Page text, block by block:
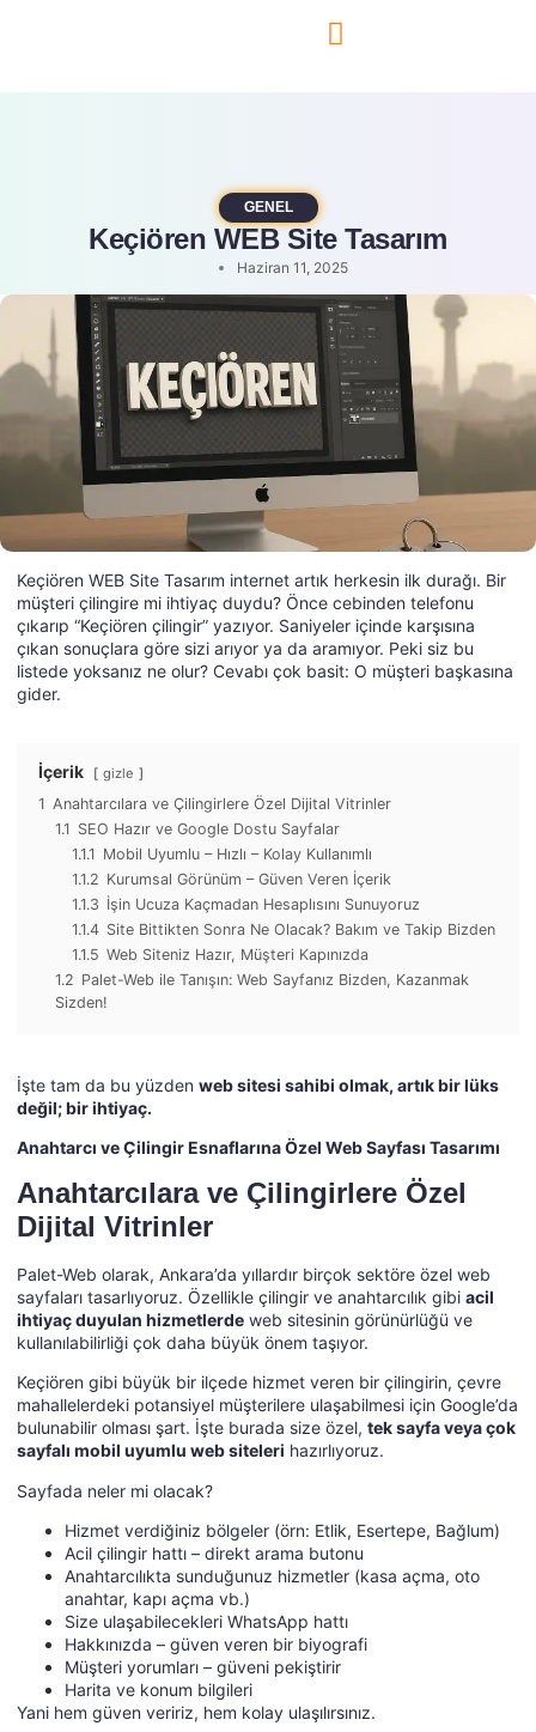
GENEL
Keçiören WEB Site Tasarım
Haziran 11, 2025
Keçiören WEB Site Tasarım internet artık herkesin ilk durağı. Bir
müşteri çilingire mi ihtiyaç duydu? Önce cebinden telefonu
çıkarıp “Keçiören çilingir” yazıyor. Saniyeler içinde karşısına
çıkan sonuçlara göre sizi arıyor ya da aramıyor. Peki siz bu
listede yoksanız ne olur? Cevabı çok basit: O müşteri başkasına
gider.
İçerik gizle
1 Anahtarcılara ve Çilingirlere Özel Dijital Vitrinler
1.1 SEO Hazır ve Google Dostu Sayfalar
1.1.1 Mobil Uyumlu – Hızlı – Kolay Kullanımlı
1.1.2 Kurumsal Görünüm – Güven Veren İçerik
1.1.3 İşin Ucuza Kaçmadan Hesaplısını Sunuyoruz
1.1.4 Site Bittikten Sonra Ne Olacak? Bakım ve Takip Bizden
1.1.5 Web Siteniz Hazır, Müşteri Kapınızda
1.2 Palet-Web ile Tanışın: Web Sayfanız Bizden, Kazanmak
Sizden!
İşte tam da bu yüzden web sitesi sahibi olmak, artık bir lüks
değil; bir ihtiyaç.
Anahtarcı ve Çilingir Esnaflarına Özel Web Sayfası Tasarımı
Anahtarcılara ve Çilingirlere Özel
Dijital Vitrinler
Palet-Web olarak, Ankara’da yıllardır birçok sektöre özel web
sayfaları tasarlıyoruz. Özellikle çilingir ve anahtarcılık gibi acil
ihtiyaç duyulan hizmetlerde web sitesinin görünürlüğü ve
kullanılabilirliği çok daha büyük önem taşıyor.
Keçiören gibi büyük bir ilçede hizmet veren bir çilingirin, çevre
mahallelerdeki potansiyel müşterilere ulaşabilmesi için Google’da
bulunabilir olması şart. İşte burada size özel, tek sayfa veya çok
sayfalı mobil uyumlu web siteleri hazırlıyoruz.
Sayfada neler mi olacak?
Hizmet verdiğiniz bölgeler (örn: Etlik, Esertepe, Bağlum)
Acil çilingir hattı – direkt arama butonu
Anahtarcılıkta sunduğunuz hizmetler (kasa açma, oto
anahtar, kapı açma vb.)
Size ulaşabilecekleri WhatsApp hattı
Hakkınızda – güven veren bir biyografi
Müşteri yorumları – güveni pekiştirir
Harita ve konum bilgileri
Yani hem güven veririz, hem kolay ulaşılırsınız.